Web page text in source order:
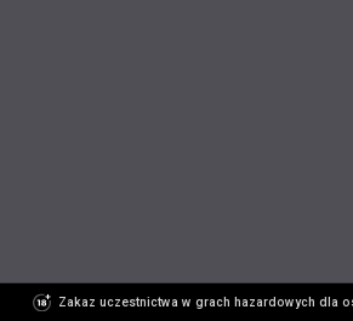
Zakaz uczestnictwa w grach hazardowych dla